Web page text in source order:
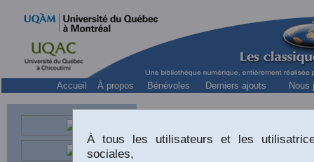
Accueil À propos Bénévoles Derniers ajouts Nous
À tous les utilisateurs et les
sociales,